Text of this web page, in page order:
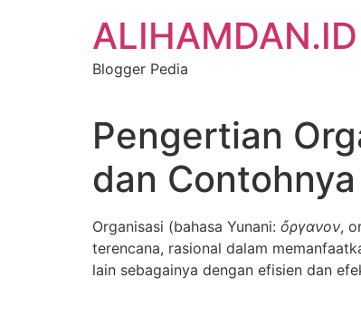
ALIHAMDAN.ID
Blogger Pedia
Pengertian
dan Contohnya
Organisasi (bahasa Yunani: ὄργανον,
terencana, rasional dalam
lain sebagainya dengan efisien dan